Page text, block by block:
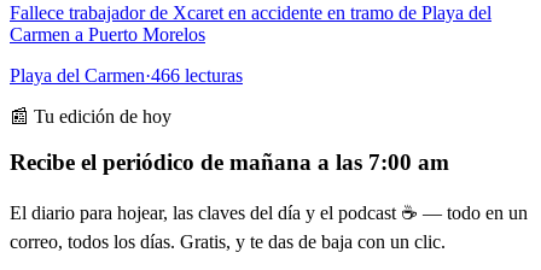
Fallece trabajador de Xcaret en accidente en tramo de Playa del
Carmen a Puerto Morelos
Playa del Carmen·466 lecturas
📰 Tu edición de hoy
Recibe el periódico de mañana a las 7:00 am
El diario para hojear, las claves del día y el podcast ☕ — todo en un
correo, todos los días. Gratis, y te das de baja con un clic.